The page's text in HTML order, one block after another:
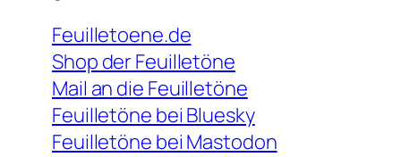
Feuilletoene.de
Shop der Feuilletöne
Mail an die Feuilletöne
Feuilletöne bei Bluesky
Feuilletöne bei Mastodon